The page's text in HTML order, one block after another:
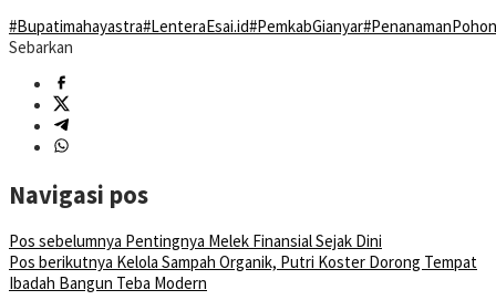
#Bupatimahayastra#LenteraEsai.id#PemkabGianyar#PenanamanPohon
Sebarkan
Navigasi pos
Pos sebelumnya Pentingnya Melek Finansial Sejak Dini
Pos berikutnya Kelola Sampah Organik, Putri Koster Dorong Tempat
Ibadah Bangun Teba Modern